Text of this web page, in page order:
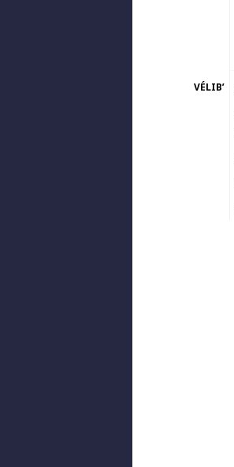
VÉLIB’